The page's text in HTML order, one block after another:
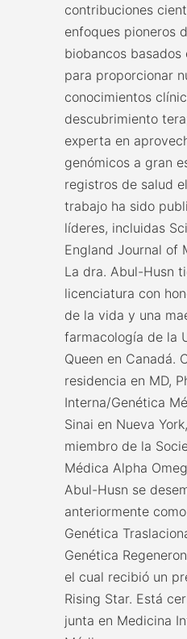
contribuciones
enfoques pioneros
biobancos basados
para proporcionar
conocimientos
descubrimiento
experta en
genómicos a gran
registros de salud
trabajo ha sido
líderes, incluidas
England Journal of
La dra. Abul-Husn
licenciatura con
de la vida y una
farmacología de la
Queen en Canadá.
residencia en MD,
Interna/Genética
Sinai en Nueva
miembro de la
Médica Alpha
Abul-Husn se
anteriormente
Genética
Genética
el cual recibió un
Rising Star. Está
junta en Medicina